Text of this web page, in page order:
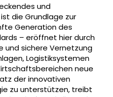
und
die Grundlage zur
Generation des
– eröffnet hier durch
und sichere Vernetzung
Logistiksystemen
neue
der innovativen
zu unterstützen, treibt